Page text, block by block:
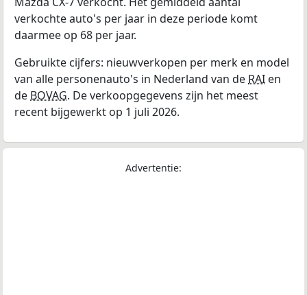
verkochte auto's per jaar in deze periode komt
daarmee op 68 per jaar.
Gebruikte cijfers: nieuwverkopen per merk en model
van alle personenauto's in Nederland van de RAI en
de BOVAG. De verkoopgegevens zijn het meest
recent bijgewerkt op 1 juli 2026.
Advertentie: